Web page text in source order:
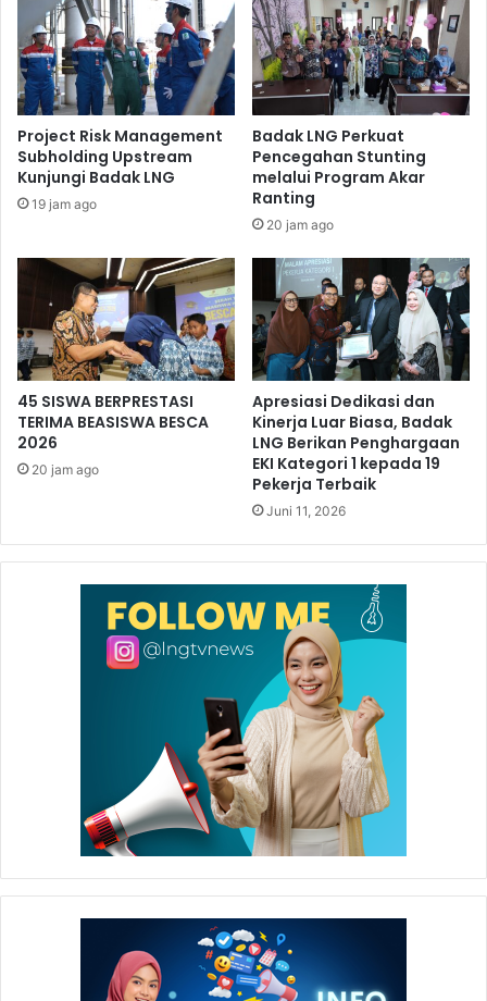
berkenan. Selain itu, mewakili calon jamaah haji lainnya
dirinya juga memohon doa restu agar nantinya mampu
menjalankan seluruh rangkaian ibadah haji di tanah suci
dengan lancar. Ucapan terima kasih juga disampaikan
kepada perusahaan yang telah memberikan kemudahan
dan fasilitas untuk melaksanakan ibadah haji.
Para anggota PWP berjabatan tangan dengan calon jamaah haji.
Acara pelepasan calon jamaah haji diisi dengan tausiyah
yang disampaikan oleh Ustadzah Ucu Sopiah. Dalam
dapat meluruskan niat agar serangkaian ibadah haji dapat
berjalan dengan lancar.
Penampilan Nasyid Humaira PWP.
Selain tausiyah, acara ini juga dimeriahkan dengan
Project Risk Management
Subholding Upstream
Kunjungi Badak LNG
19 jam ago
Badak LNG Perkuat
Pencegahan Stunting
melalui Program Akar
Ranting
20 jam ago
45 SISWA BERPRESTASI
TERIMA BEASISWA BESCA
2026
20 jam ago
Apresiasi Dedikasi dan
Kinerja Luar Biasa, Badak
LNG Berikan Penghargaan
EKI Kategori 1 kepada 19
Pekerja Terbaik
Juni 11, 2026